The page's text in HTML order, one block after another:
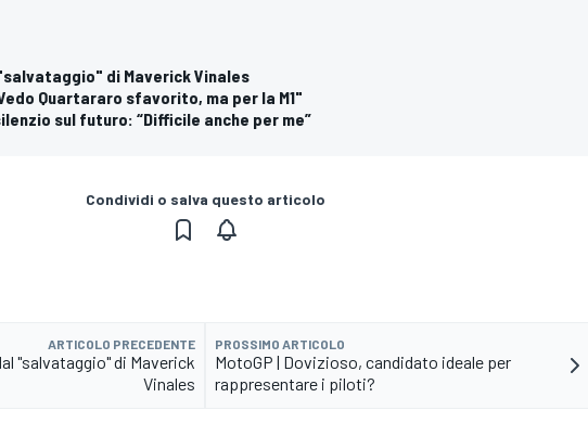
"salvataggio" di Maverick Vinales
Quartararo sfavorito, ma per la M1"
sul futuro: “Difficile anche per me”
Condividi o salva questo articolo
ARTICOLO PRECEDENTE
"salvataggio" di Maverick
Vinales
PROSSIMO ARTICOLO
MotoGP | Dovizioso, candidato ideale per
rappresentare i piloti?